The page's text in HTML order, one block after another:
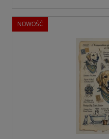
NOWOŚĆ